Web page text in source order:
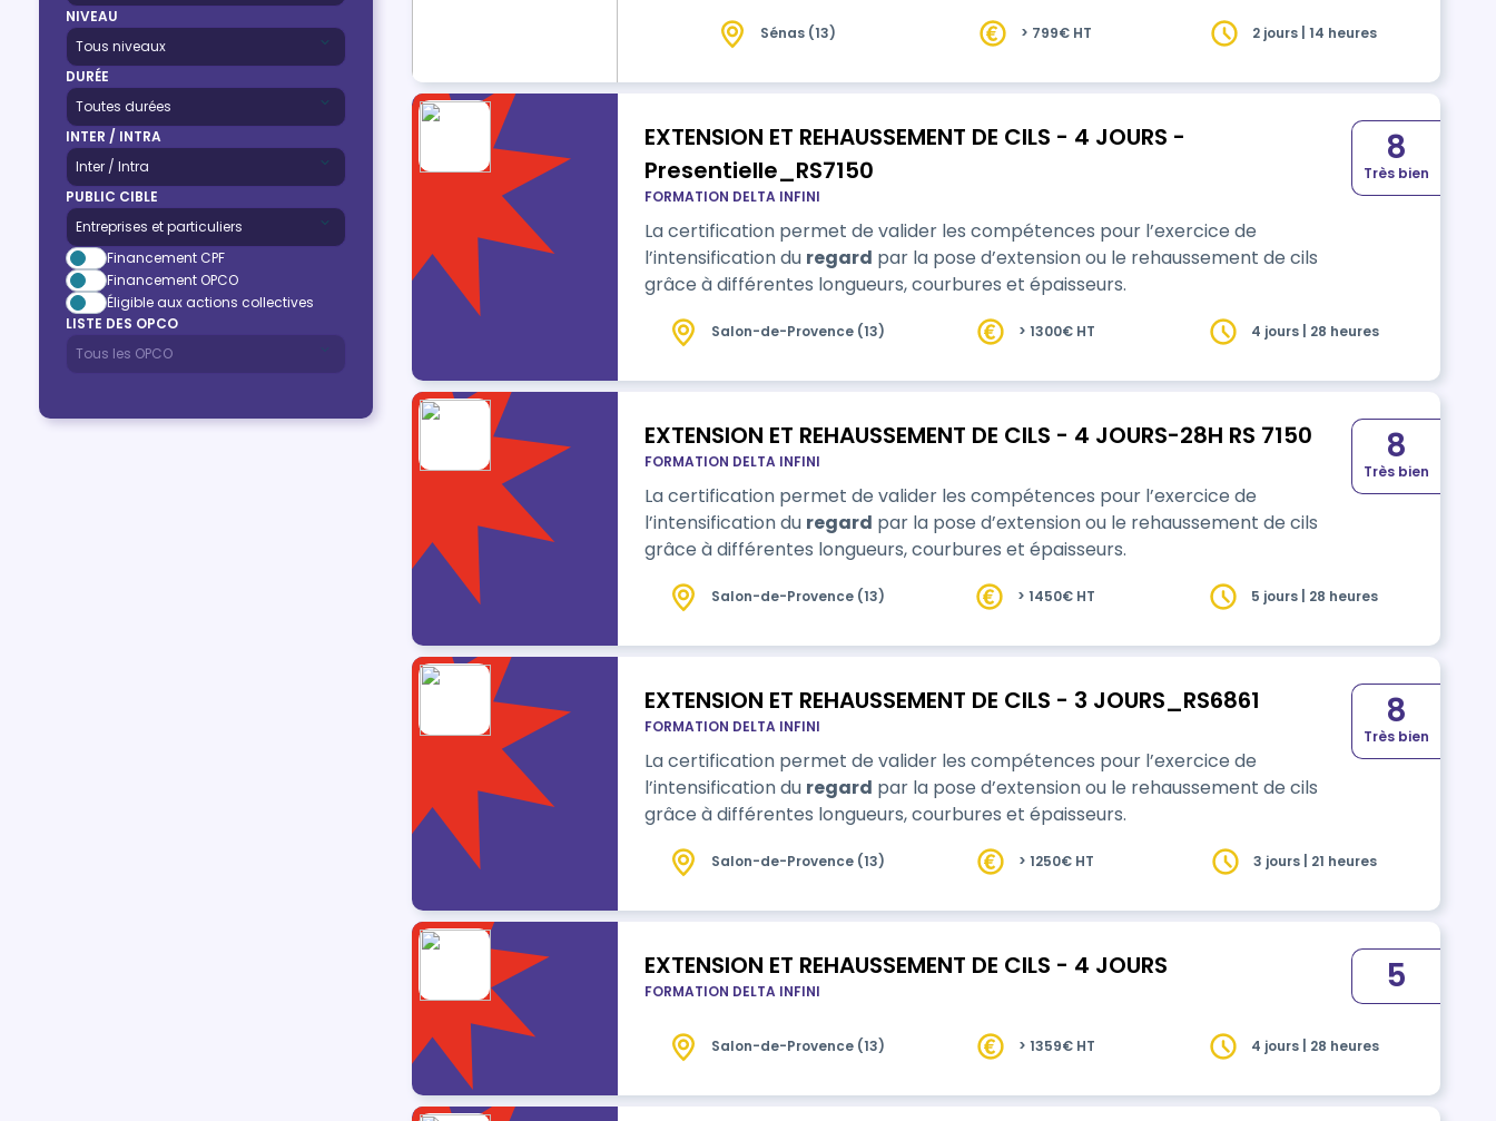
NIVEAU
DURÉE
INTER / INTRA
PUBLIC CIBLE
Financement CPF
Financement OPCO
Éligible aux actions collectives
LISTE DES OPCO
l’extension de cils, idéal pour les femmes qui veulent mettre en valeur leur
Sénas (13) > 799€ HT 2 jours | 14 heures
EXTENSION ET REHAUSSEMENT DE CILS - 4 JOURS -
Presentielle_RS7150
FORMATION DELTA INFINI
La certification permet de valider les compétences pour l’exercice de
l’intensification du regard par la pose d’extension ou le rehaussement de cils
grâce à différentes longueurs, courbures et épaisseurs.
8
Très bien
Salon-de-Provence (13) > 1300€ HT 4 jours | 28 heures
EXTENSION ET REHAUSSEMENT DE CILS - 4 JOURS-28H RS 7150
FORMATION DELTA INFINI
La certification permet de valider les compétences pour l’exercice de
l’intensification du regard par la pose d’extension ou le rehaussement de cils
grâce à différentes longueurs, courbures et épaisseurs.
8
Très bien
Salon-de-Provence (13) > 1450€ HT 5 jours | 28 heures
EXTENSION ET REHAUSSEMENT DE CILS - 3 JOURS_RS6861
FORMATION DELTA INFINI
La certification permet de valider les compétences pour l’exercice de
l’intensification du regard par la pose d’extension ou le rehaussement de cils
grâce à différentes longueurs, courbures et épaisseurs.
8
Très bien
Salon-de-Provence (13) > 1250€ HT 3 jours | 21 heures
EXTENSION ET REHAUSSEMENT DE CILS - 4 JOURS
FORMATION DELTA INFINI 5
Salon-de-Provence (13) > 1359€ HT 4 jours | 28 heures